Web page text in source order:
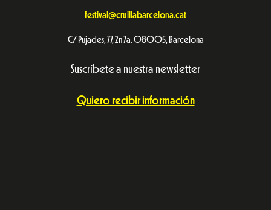
festival@cruillabarcelona.cat
C/ Pujades, 77, 2n 7a. 08005, Barcelona
Suscríbete a nuestra newsletter
Quiero recibir información